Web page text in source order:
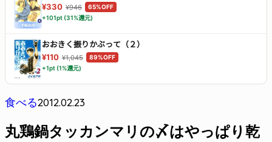
¥330 ¥946
65%OFF
+101pt (31%還元)
おおきく振りかぶって（２）
¥110 ¥1,045
89%OFF
+1pt (1%還元)
食べる2012.02.23
丸鶏鍋タッカンマリの〆はやっぱり乾